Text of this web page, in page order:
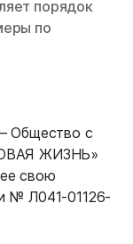
порядок
по
Общество с
ЖИЗНЬ»
свою
№ Л041-01126-